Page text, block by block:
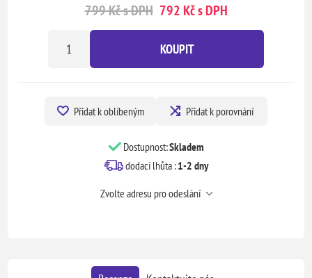
799 Kč s DPH 792 Kč s DPH
KOUPIT
Přidat k oblíbeným Přidat k porovnání
Dostupnost:Skladem
dodací lhůta :1-2 dny
Zvolte adresu pro odeslání